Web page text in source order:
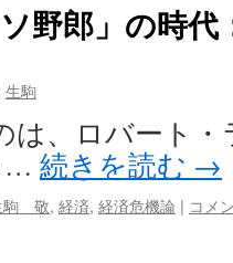
ソ野郎」の時
生駒
は、ロバート
… 続きを読む →
駒 敬, 経済, 経済危機論 | コメ